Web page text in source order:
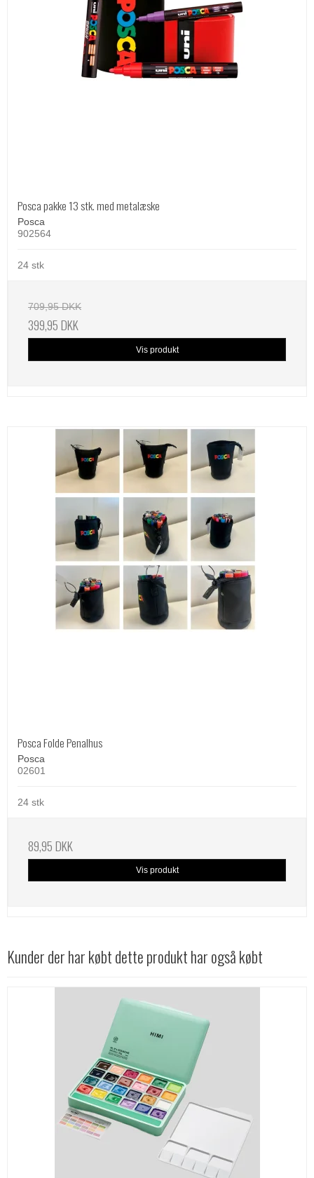
Posca pakke 13 stk. med metalæske
Posca
902564
24 stk
709,95 DKK
399,95 DKK
Vis produkt
Posca Folde Penalhus
Posca
02601
24 stk
89,95 DKK
Vis produkt
Kunder der har købt dette produkt har også købt